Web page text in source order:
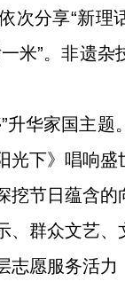
分享“新理
米”。非遗
升华家国主
光下》唱响
挖节日蕴含
、群众文艺
志愿服务活